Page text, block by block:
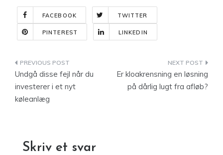
FACEBOOK TWITTER
PINTEREST LINKEDIN
Indlægsnavigation
Undgå disse fejl når du
investerer i et nyt
køleanlæg
Er kloakrensning en løsning
på dårlig lugt fra afløb?
Skriv et svar